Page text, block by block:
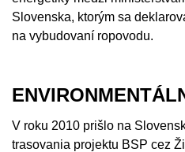
Slovenska, ktorým sa
na vybudovaní ropovodu.
V roku 2010 prišlo na
trasovania projektu BSP cez